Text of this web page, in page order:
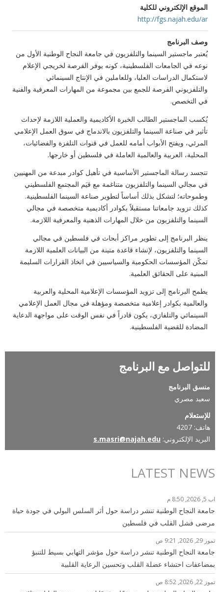
الموقع الإلكتروني للكلية
http://fgs.najah.edu/ar
وصف البرنامج
يُعتبر ماجستير السينما والتلفزيون في جامعة النجاح الوطنية الأول من
نوعه في الجامعات الفلسطينية، كونه يوفر الفرصة لخريجي الإعلام
لاستكمال الدراسات العليا، وللعاملين في الإنتاج السينمائي
والتلفزيوني الفرصة للجمع بين مجموعة من المهارات المعرفية والفنية
في التخصص.
يُكسب الماجستير الطالب الخبرة الأكاديمية والعملية اللازمة لإحداث
تأثير في صناعة السينما والتلفزيون بالاندماج في سوق العمل الإعلامي
المرئي، ويفتح الأبواب أمامه للعمل في قنوات التلفزة والفضائيات،
المحلية، العربية والعالمية العاملة في فلسطين أو خارجها.
تتجسد رسالة الماجستير الأساسية في تأهيل كوادر مبدعة من المهنيين
في مجالي السينما والتلفزيون متناغمة مع قيَم المجتمع الفلسطيني
وطموحاته؛ لتشكل بذلك أساساً لتطوير صناعة السينما الفلسطينية.
كذلك تزويد جامعاتنا مستقبلاً بكوادر أكاديمية متخصصة في مجالي
السينما والتلفزيون من خلال المهارات الذهنية والمعرفية اللازمة.
ينظر البرنامج إلى تطوير مراكز أبحاث في فلسطين في مجالي
السينما والتلفزيون، لإنشاء قاعدة متينة من البيانات العلمية اللازمة
تمكّن المؤسسات الحكومية والسياسيين في اتخاذ القرارات السليمة
المبنية على الحقائق العلمية.
يطمح البرنامج إلى تزويد المؤسسات الإعلامية المحلية والعربية
والعالمية بكوادر إعلامية متخصصة ومؤهلة في مجال العمل الإعلامي
السينمائي والتلفازي، يكون قادراً في نفس الوقت على مواجهة الدعاية
المضادة للقضية الفلسطينية.
للتواصل مع البرنامج
منسق البرنامج
سعيد مصري
للإستعلام
هاتف: 4207
البريد الإلكتروني: s.masri@najah.edu
LATEST NEWS
اب 5, 2026, 8:50 م
جامعة النجاح الوطنية تنشر دراسة حول أثر السلس البولي في جودة حياة
مرضى فشل القلب في فلسطين
تموز 29, 2026, 9:21 ص
جامعة النجاح الوطنية تنشر دراسة حول مؤشر التهابي بسيط للتنبؤ
بمضاعفات احتشاء عضلة القلب وتحسين الرعاية القلبية
تموز 22, 2026, 8:52 ص